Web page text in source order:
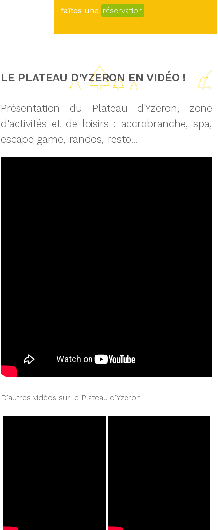
faîtes une réservation .
LE PLATEAU D'YZERON EN VIDÉO !
Présentation du Plateau d'Yzeron, zone
d'activités et de loisirs : accrobranche, spa,
escape game, randos, resto...
D'autres vidéos sur le Plateau d'Yzeron